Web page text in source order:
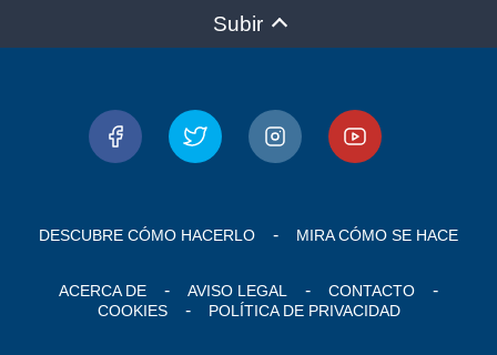
Subir
DESCUBRE CÓMO HACERLO MIRA CÓMO SE HACE
ACERCA DE AVISO LEGAL
CONTACTO
COOKIES
POLÍTICA DE PRIVACIDAD